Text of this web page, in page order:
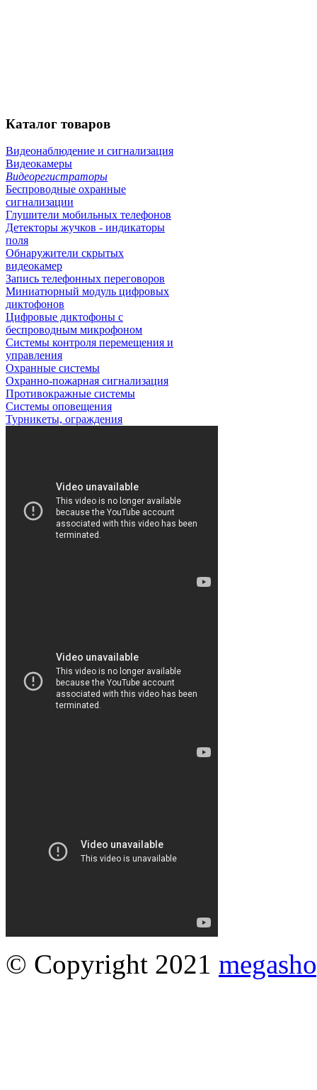
Каталог товаров
Видеонаблюдение и сигнализация
Видеокамеры
Видеорегистраторы
Беспроводные охранные
сигнализации
Глушители мобильных телефонов
Детекторы жучков - индикаторы
поля
Обнаружители скрытых
видеокамер
Запись телефонных переговоров
Миниатюрный модуль цифровых
диктофонов
Цифровые диктофоны с
беспроводным микрофоном
Системы контроля перемещения и
управления
Охранные системы
Охранно-пожарная сигнализация
Противокражные системы
Системы оповещения
Турникеты, ограждения
© Copyright 2021